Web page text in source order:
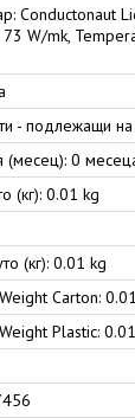
Conductonaut
W/mk,
- подлежащи
(месец): 0
(кг): 0.01 kg
(кг): 0.01 kg
Carton:
Plastic: